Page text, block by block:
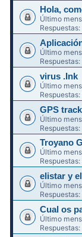
Hola,
Último
Respuestas:
Último
Respuestas:
virus .Ink
Último
Respuestas:
GPS
Último
Respuestas:
Troyano
Último
Respuestas:
elistar y
Último
Respuestas:
Cual os
Último
Respuestas: